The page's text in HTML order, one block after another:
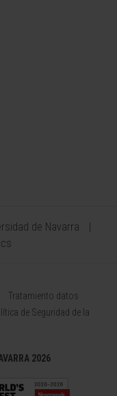
de Navarra
Tratamiento datos
de Seguridad de la
2026